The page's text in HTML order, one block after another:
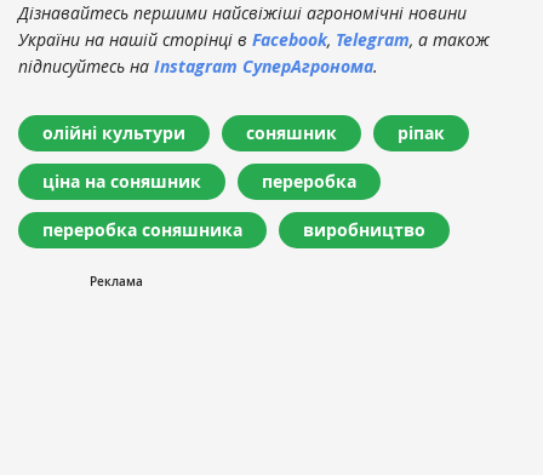
Дізнавайтесь першими найсвіжіші агрономічні новини
України на нашій сторінці в Facebook, Telegram, а також
підписуйтесь на Instagram СуперАгронома.
олійні культури соняшник ріпак
ціна на соняшник переробка
переробка соняшника виробництво